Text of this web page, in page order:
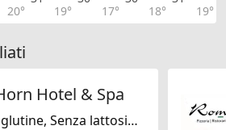
20°
19°
17°
18°
19°
Hotel & Spa
Senza glutine, Senza lattosio, Svizzera, Francese